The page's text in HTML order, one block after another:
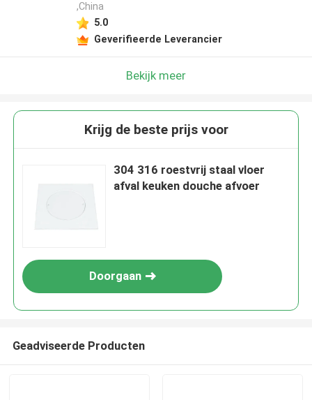
,China
5.0
Geverifieerde Leverancier
Bekijk meer
Krijg de beste prijs voor
304 316 roestvrij staal vloer
afval keuken douche afvoer
Doorgaan
Geadviseerde Producten